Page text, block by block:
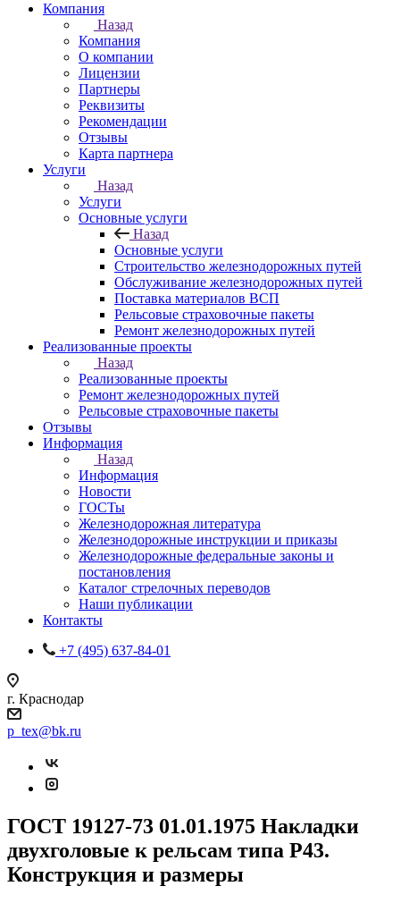
Компания
Назад
Компания
О компании
Лицензии
Партнеры
Реквизиты
Рекомендации
Отзывы
Карта партнера
Услуги
Назад
Услуги
Основные услуги
Назад
Основные услуги
Строительство железнодорожных путей
Обслуживание железнодорожных путей
Поставка материалов ВСП
Рельсовые страховочные пакеты
Ремонт железнодорожных путей
Реализованные проекты
Назад
Реализованные проекты
Ремонт железнодорожных путей
Рельсовые страховочные пакеты
Отзывы
Информация
Назад
Информация
Новости
ГОСТы
Железнодорожная литература
Железнодорожные инструкции и приказы
Железнодорожные федеральные законы и
постановления
Каталог стрелочных переводов
Наши публикации
Контакты
+7 (495) 637-84-01
г. Краснодар
p_tex@bk.ru
ГОСТ 19127-73 01.01.1975 Накладки
двухголовые к рельсам типа Р43.
Конструкция и размеры